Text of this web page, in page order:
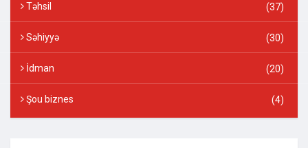
Təhsil (37)
Səhiyyə (30)
İdman (20)
Şou biznes (4)